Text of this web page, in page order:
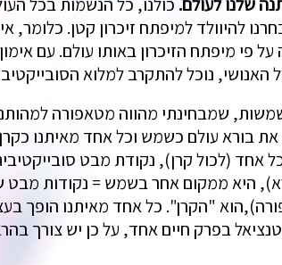
למיפתח זיכרון קטן. כלומר,
פי מיפתח הזיכרון באותו עולם. עם
נוכל להתקרב למלוא
שמבחינתי מהווה מטאפורה
בורא עולם כשמש וכל אחד מאיתנו
אחד (לכול קרן), נקודת מבט
היא ממקום אחר בשמש = נקודות
"הקרן". כל אחד מאיתנו הופך
בפרק חיים אחד, על כן יש צורך